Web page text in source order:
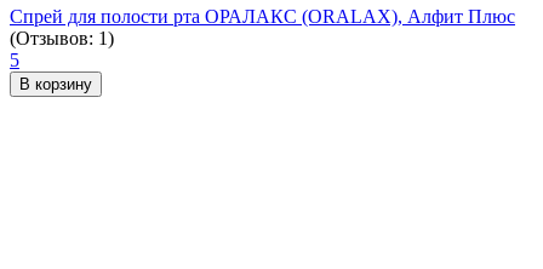
Спрей для полости рта ОРАЛАКС (ORALAX), Алфит Плюс
(Отзывов: 1)
5
В корзину